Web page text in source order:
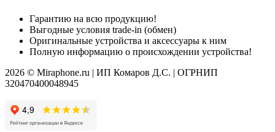
Гарантию на всю продукцию!
Выгодные условия trade-in (обмен)
Оригинальные устройства и аксессуары к ним
Полную информацию о происхождении устройства!
2026 © Miraphone.ru | ИП Комаров Д.С. | ОГРНИП
320470400048945